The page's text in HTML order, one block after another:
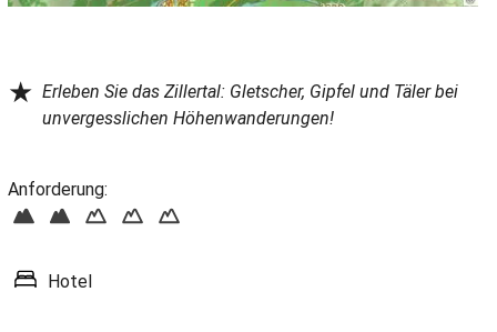
★ Erleben Sie das Zillertal: Gletscher, Gipfel und Täler bei
unvergesslichen Höhenwanderungen!
Anforderung:
Hotel